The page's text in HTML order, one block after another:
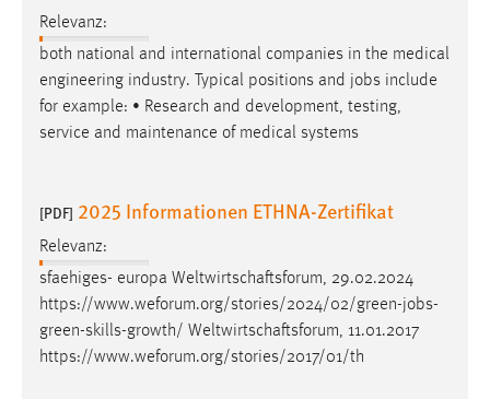
Relevanz:
both national and international companies in the medical
engineering industry. Typical positions and jobs include
for example: • Research and development, testing,
service and maintenance of medical systems
[PDF] 2025 Informationen ETHNA-Zertifikat
Relevanz:
sfaehiges- europa Weltwirtschaftsforum, 29.02.2024
https://www.weforum.org/stories/2024/02/green-jobs-
green-skills-growth/ Weltwirtschaftsforum, 11.01.2017
https://www.weforum.org/stories/2017/01/th